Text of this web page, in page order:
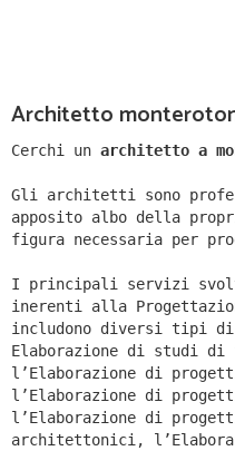
Architetto
Cerchi un architetto a
Gli architetti sono
apposito albo della
figura necessaria per
I principali servizi
inerenti alla
includono diversi tipi
Elaborazione di studi
l’Elaborazione di
l’Elaborazione di
l’Elaborazione di
architettonici,